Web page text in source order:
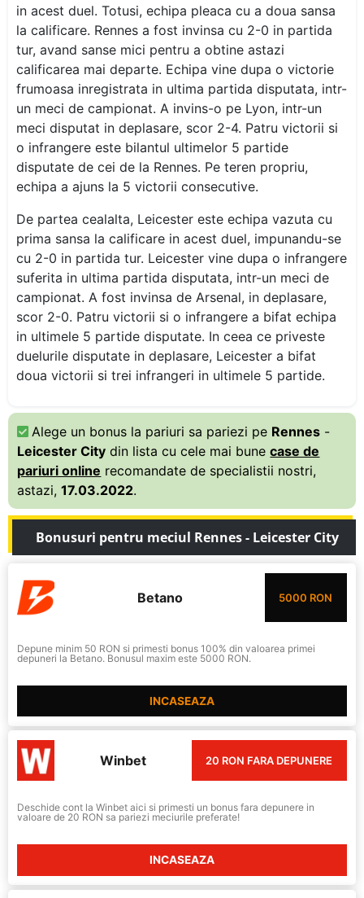
in acest duel. Totusi, echipa pleaca cu a doua sansa
la calificare. Rennes a fost invinsa cu 2-0 in partida
tur, avand sanse mici pentru a obtine astazi
calificarea mai departe. Echipa vine dupa o victorie
frumoasa inregistrata in ultima partida disputata, intr-
un meci de campionat. A invins-o pe Lyon, intr-un
meci disputat in deplasare, scor 2-4. Patru victorii si
o infrangere este bilantul ultimelor 5 partide
disputate de cei de la Rennes. Pe teren propriu,
echipa a ajuns la 5 victorii consecutive.
De partea cealalta, Leicester este echipa vazuta cu
prima sansa la calificare in acest duel, impunandu-se
cu 2-0 in partida tur. Leicester vine dupa o infrangere
suferita in ultima partida disputata, intr-un meci de
campionat. A fost invinsa de Arsenal, in deplasare,
scor 2-0. Patru victorii si o infrangere a bifat echipa
in ultimele 5 partide disputate. In ceea ce priveste
duelurile disputate in deplasare, Leicester a bifat
doua victorii si trei infrangeri in ultimele 5 partide.
Alege un bonus la pariuri sa pariezi pe Rennes -
Leicester City din lista cu cele mai bunecase de
pariuri online recomandate de specialistii nostri,
astazi,17.03.2022.
Bonusuri pentru meciul Rennes - Leicester City
Betano 5000 RON
Depune minim 50 RON si primesti bonus 100% din valoarea primei
depuneri la Betano. Bonusul maxim este 5000 RON.
INCASEAZA
Winbet 20 RON FARA DEPUNERE
Deschide cont la Winbet aici si primesti un bonus fara depunere in
valoare de 20 RON sa pariezi meciurile preferate!
INCASEAZA